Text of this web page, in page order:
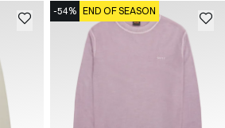
-54% END OF SEASON